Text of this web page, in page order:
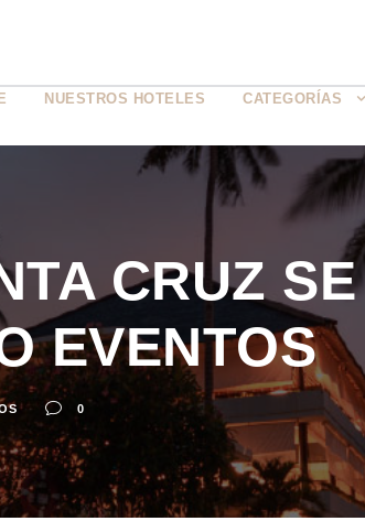
NUESTROS HOTELES CATEGORÍAS
CRUZ
EVENTOS
0